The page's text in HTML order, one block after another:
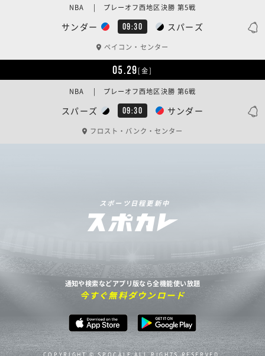
サンダー 09:30 スパーズ
NBA | プレーオフ西地区決勝 第5戦
ペイコン・センター
05.29[金]
スパーズ 09:30 サンダー
NBA | プレーオフ西地区決勝 第6戦
フロスト・バンク・センター
スポーツ日程更新中
通知や検索などアプリ版なら全機能使い放題
今すぐ無料ダウンロード